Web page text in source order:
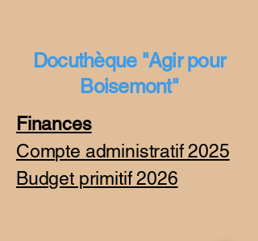
Docuthèque "Agir pour
Boisemont"
Finances
Compte administratif 2025
Budget primitif 2026